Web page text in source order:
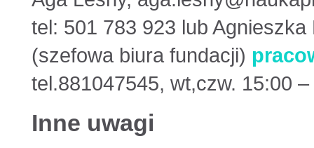
tel: 501 783 923 lub Agnieszka
(szefowa biura fundacji)
tel.881047545, wt,czw. 15:00
Inne uwagi